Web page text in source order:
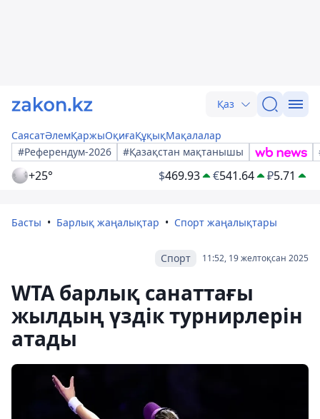
Қаз
СаясатӘлемҚаржыОқиғаҚұқықМақалалар
#Референдум-2026
#Қазақстан мақтанышы
+25° $469.93 €541.64 ₽5.71
Басты Барлық жаңалықтар Спорт жаңалықтары
11:52, 19 желтоқсан 2025
Спорт
WTA барлық санаттағы
жылдың үздік турнирлерін
атады